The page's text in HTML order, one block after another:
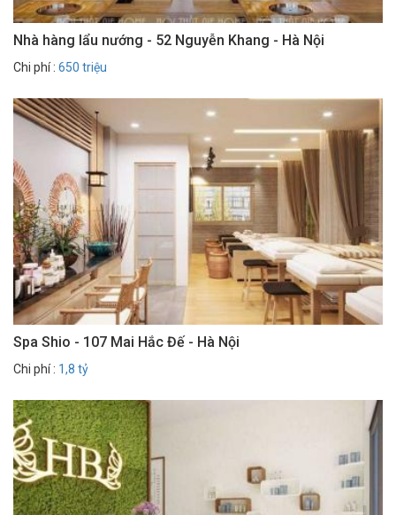
Nhà hàng lẩu nướng - 52 Nguyễn Khang - Hà Nội
Chi phí : 650 triệu
Spa Shio - 107 Mai Hắc Đế - Hà Nội
Chi phí : 1,8 tỷ